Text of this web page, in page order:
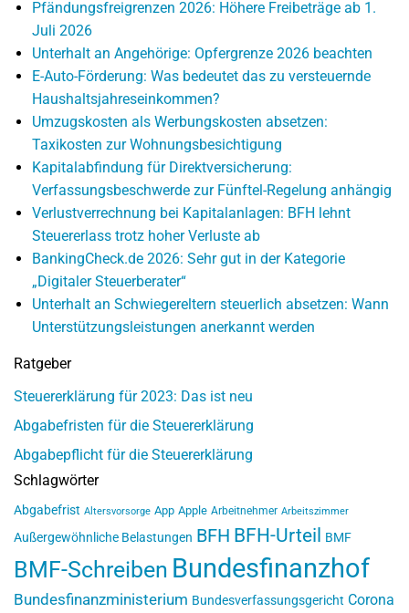
Pfändungsfreigrenzen 2026: Höhere Freibeträge ab 1.
Juli 2026
Unterhalt an Angehörige: Opfergrenze 2026 beachten
E-Auto-Förderung: Was bedeutet das zu versteuernde
Haushaltsjahreseinkommen?
Umzugskosten als Werbungskosten absetzen:
Taxikosten zur Wohnungsbesichtigung
Kapitalabfindung für Direktversicherung:
Verfassungsbeschwerde zur Fünftel-Regelung anhängig
Verlustverrechnung bei Kapitalanlagen: BFH lehnt
Steuererlass trotz hoher Verluste ab
BankingCheck.de 2026: Sehr gut in der Kategorie
„Digitaler Steuerberater“
Unterhalt an Schwiegereltern steuerlich absetzen: Wann
Unterstützungsleistungen anerkannt werden
Ratgeber
Steuererklärung für 2023: Das ist neu
Abgabefristen für die Steuererklärung
Abgabepflicht für die Steuererklärung
Schlagwörter
Abgabefrist Altersvorsorge App Apple Arbeitnehmer Arbeitszimmer
Außergewöhnliche Belastungen BFH BFH-Urteil BMF
BMF-Schreiben Bundesfinanzhof
Bundesfinanzministerium Bundesverfassungsgericht Corona